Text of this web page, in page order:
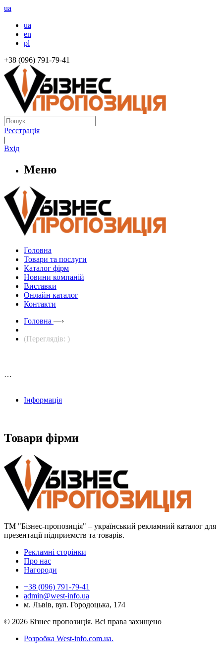
ua
ua
en
pl
+38 (096) 791-79-41
Реєстрація
|
Вхід
Меню
Головна
Товари та послуги
Каталог фірм
Новини компаній
Виставки
Онлайн каталог
Контакти
Головна —›
(Переглядів: )
…
Інформація
Товари фірми
ТМ "Бізнес-пропозиція" – український рекламний каталог для
презентації підприємств та товарів.
Рекламні сторінки
Про нас
Нагороди
+38 (096) 791-79-41
admin@west-info.ua
м. Львів, вул. Городоцька, 174
© 2026 Бізнес пропозиція. Всі права захищено
Розробка West-info.com.ua.